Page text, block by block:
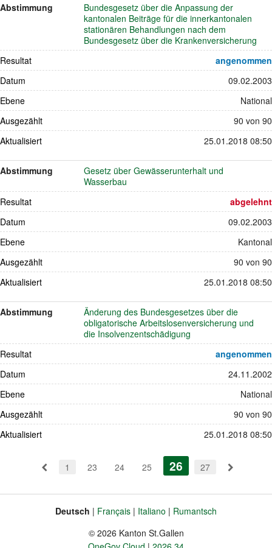
Abstimmung
Bundesgesetz über die Anpassung der
kantonalen Beiträge für die innerkantonalen
stationären Behandlungen nach dem
Bundesgesetz über die Krankenversicherung
Resultat
angenommen
Datum
09.02.2003
Ebene
National
Ausgezählt
90 von 90
Aktualisiert
25.01.2018 08:50
Abstimmung
Gesetz über Gewässerunterhalt und
Wasserbau
Resultat
abgelehnt
Datum
09.02.2003
Ebene
Kantonal
Ausgezählt
90 von 90
Aktualisiert
25.01.2018 08:50
Abstimmung
Änderung des Bundesgesetzes über die
obligatorische Arbeitslosenversicherung und
die Insolvenzentschädigung
Resultat
angenommen
Datum
24.11.2002
Ebene
National
Ausgezählt
90 von 90
Aktualisiert
25.01.2018 08:50
Pagination 1 23 24 25 26 (aktiv)
27
FusszeileDeutsch Français Italiano
Rumantsch
© 2026 Kanton St.Gallen